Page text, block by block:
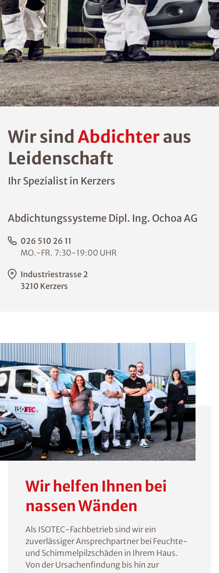
Wir sind Abdichteraus
Leidenschaft
Ihr Spezialist in Kerzers
Abdichtungssysteme Dipl. Ing. Ochoa AG
026 510 26 11
MO.-FR. 7:30-19:00 UHR
Industriestrasse 2
3210 Kerzers
Wir helfen Ihnen bei
nassen Wänden
Als ISOTEC-Fachbetrieb sind wir ein
zuverlässiger Ansprechpartner bei Feuchte-
und Schimmelpilzschäden in Ihrem Haus.
Von der Ursachenfindung bis hin zur